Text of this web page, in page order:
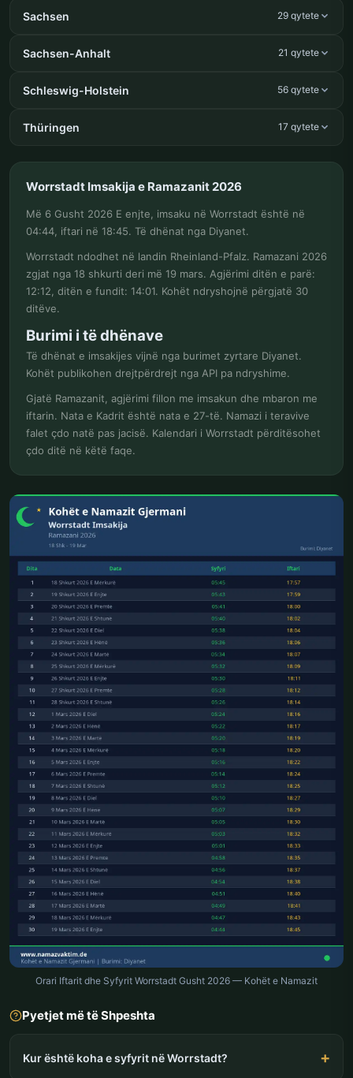
Sachsen 29 qytete
Sachsen-Anhalt 21 qytete
Schleswig-Holstein 56 qytete
Thüringen 17 qytete
Worrstadt Imsakija e Ramazanit 2026
Më 6 Gusht 2026 E enjte, imsaku në Worrstadt është në
04:44, iftari në 18:45. Të dhënat nga Diyanet.
Worrstadt ndodhet në landin Rheinland-Pfalz. Ramazani 2026
zgjat nga 18 shkurti deri më 19 mars. Agjërimi ditën e parë:
12:12, ditën e fundit: 14:01. Kohët ndryshojnë përgjatë 30
ditëve.
Burimi i të dhënave
Të dhënat e imsakijes vijnë nga burimet zyrtare Diyanet.
Kohët publikohen drejtpërdrejt nga API pa ndryshime.
Gjatë Ramazanit, agjërimi fillon me imsakun dhe mbaron me
iftarin. Nata e Kadrit është nata e 27-të. Namazi i teravive
falet çdo natë pas jacisë. Kalendari i Worrstadt përditësohet
çdo ditë në këtë faqe.
Orari Iftarit dhe Syfyrit Worrstadt Gusht 2026 — Kohët e Namazit
Pyetjet më të Shpeshta
Kur është koha e syfyrit në Worrstadt?